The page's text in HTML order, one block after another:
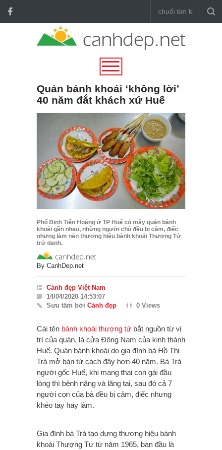
Quán bánh khoái ‘không lời’
40 năm đắt khách xứ Huế
Phố Đinh Tiên Hoàng ở TP Huế có mấy quán bánh
khoái gần nhau, những người chủ đều bị câm, điếc
nhưng làm nên thương hiệu bánh khoái Thượng Tứ
trứ danh.
By CanhDep.net
Cảnh đẹp Việt Nam
14/04/2020 14:53:07
Sưu tầm bởi Cảnh đẹp 0 Views
Cái tên bánh khoái thượng tứ bắt nguồn từ vị
trí của quán, là cửa Đông Nam của kinh thành
Huế. Quán bánh khoái do gia đình bà Hồ Thị
Trà mở bán từ cách đây hơn 40 năm. Bà Trà
người gốc Huế, khi mang thai con gái đầu
lòng thì bệnh nặng và lãng tai, sau đó cả 7
người con của bà đều bị câm, điếc nhưng
khéo tay hay làm.
Gia đình bà Trà tạo dựng thương hiệu bánh
khoái Thượng Tứ từ năm 1965, ban đầu là